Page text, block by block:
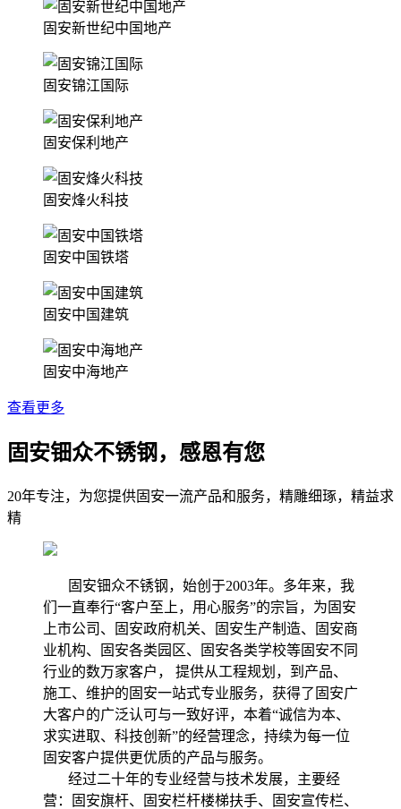
固安新世纪中国地产
固安锦江国际
固安保利地产
固安烽火科技
固安中国铁塔
固安中国建筑
固安中海地产
查看更多
固安钿众不锈钢，感恩有您
20年专注，为您提供固安一流产品和服务，精雕细琢，精益求
精
固安钿众不锈钢，始创于2003年。多年来，我
们一直奉行“客户至上，用心服务”的宗旨，为固安
上市公司、固安政府机关、固安生产制造、固安商
业机构、固安各类园区、固安各类学校等固安不同
行业的数万家客户， 提供从工程规划，到产品、
施工、维护的固安一站式专业服务，获得了固安广
大客户的广泛认可与一致好评，本着“诚信为本、
求实进取、科技创新”的经营理念，持续为每一位
固安客户提供更优质的产品与服务。
经过二十年的专业经营与技术发展，主要经
营：固安旗杆、固安栏杆楼梯扶手、固安宣传栏、